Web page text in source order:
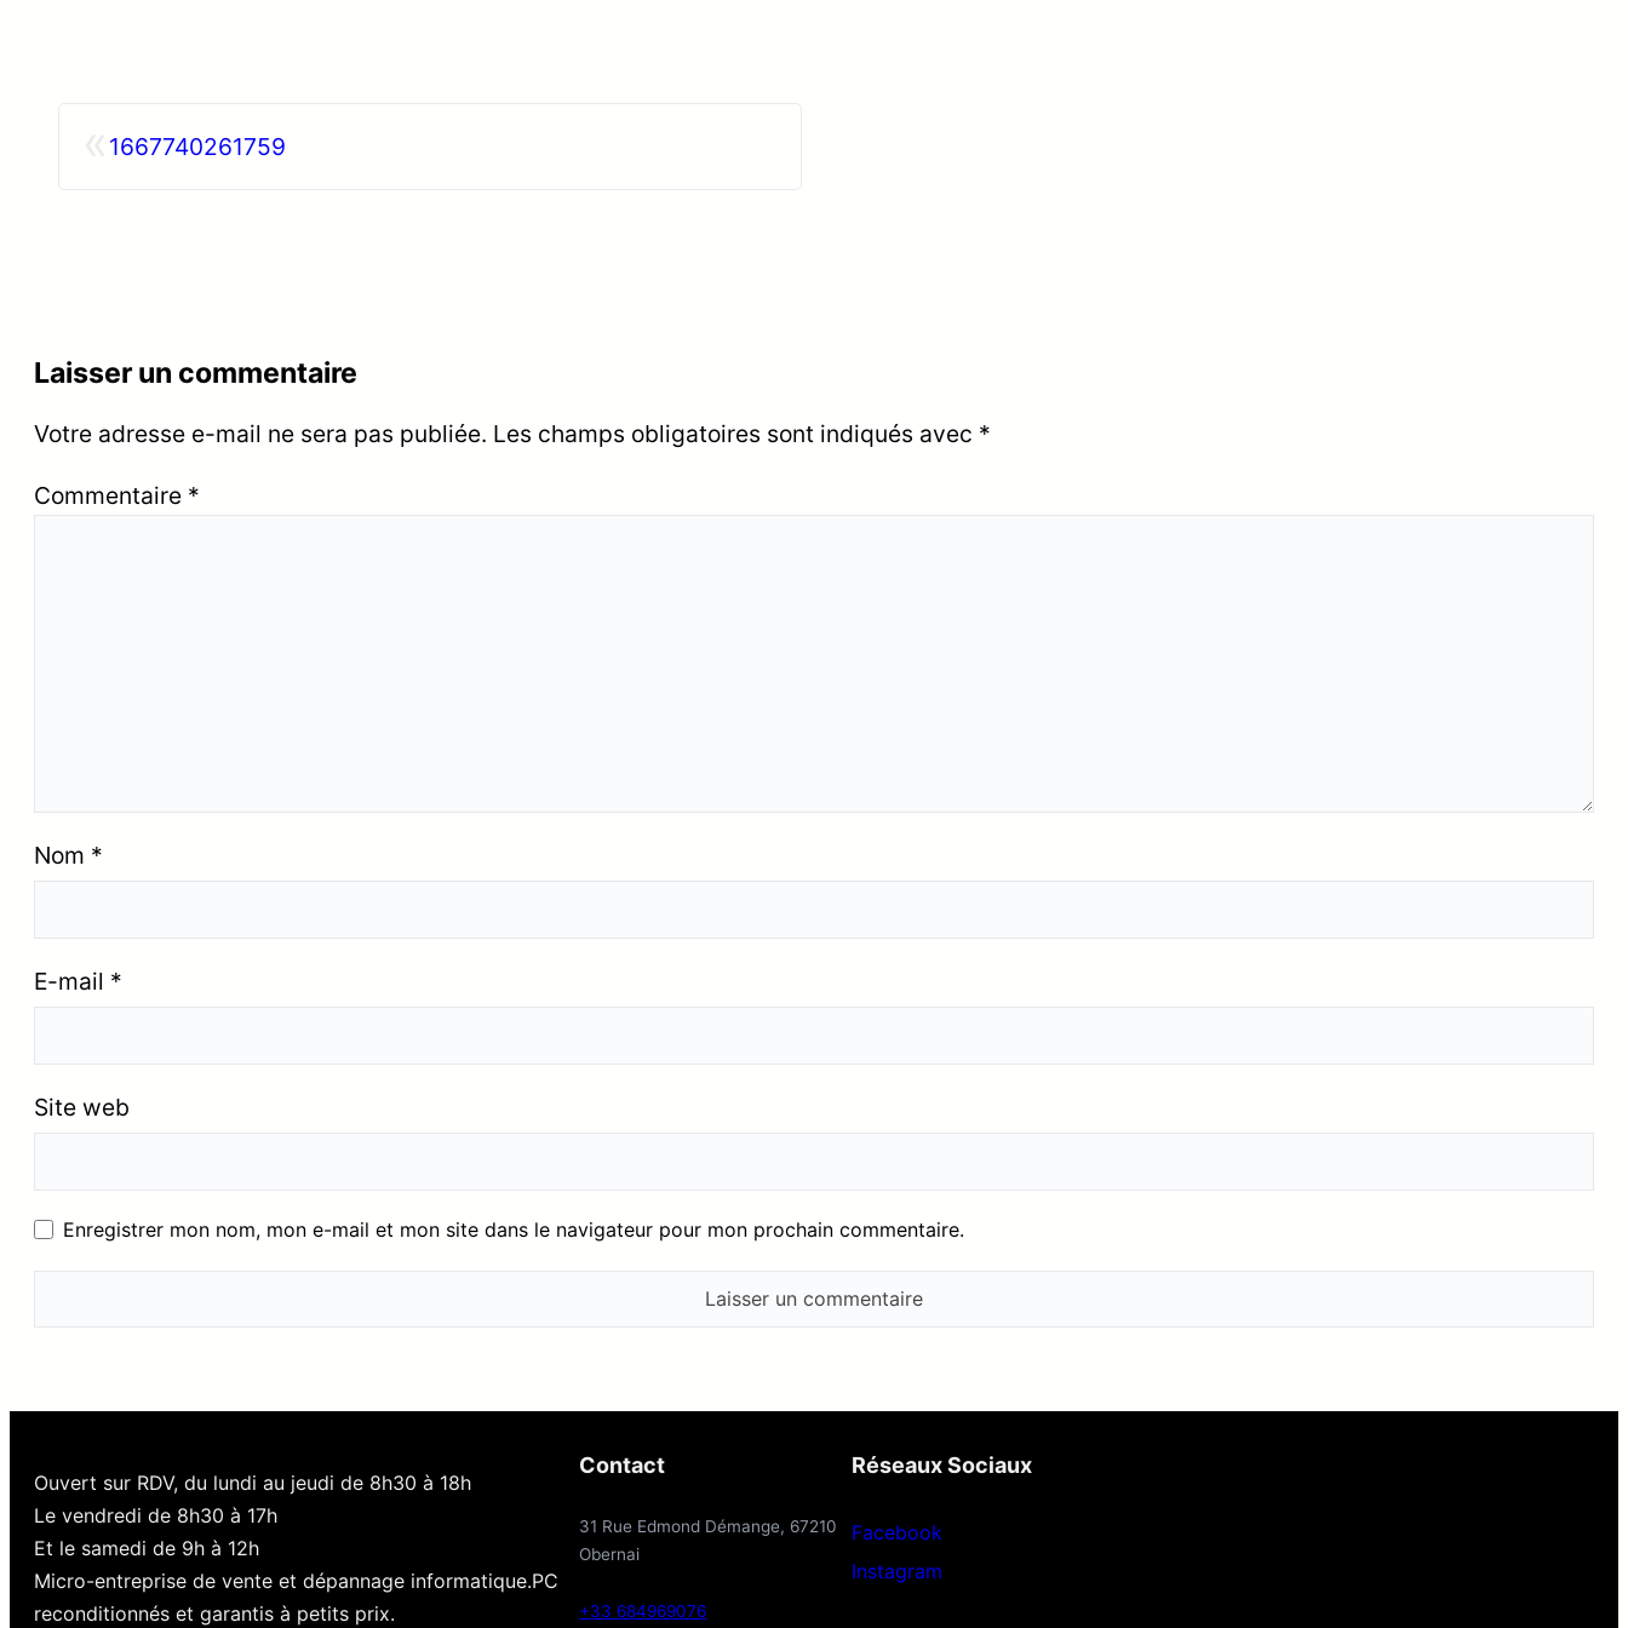
1667740261759
Laisser un commentaire
Votre adresse e-mail ne sera pas publiée. Les champs obligatoires sont indiqués avec *
Commentaire *
Nom *
E-mail *
Site web
Enregistrer mon nom, mon e-mail et mon site dans le navigateur pour mon prochain commentaire.
Ouvert sur RDV, du lundi au jeudi de 8h30 à 18h
Le vendredi de 8h30 à 17h
Et le samedi de 9h à 12h
Micro-entreprise de vente et dépannage informatique.PC
reconditionnés et garantis à petits prix.
Contact
31 Rue Edmond Démange, 67210
Obernai
+33 684969076
Réseaux Sociaux
Facebook
Instagram